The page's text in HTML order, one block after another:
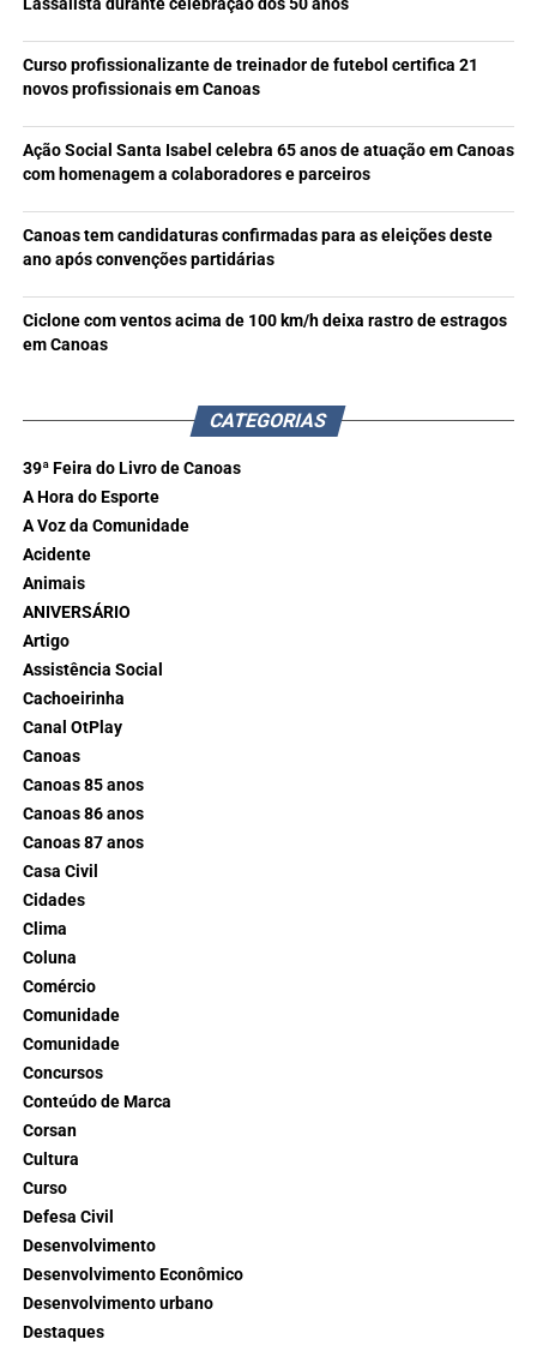
Lassalista durante celebração dos 50 anos
Curso profissionalizante de treinador de futebol certifica 21
novos profissionais em Canoas
Ação Social Santa Isabel celebra 65 anos de atuação em Canoas
com homenagem a colaboradores e parceiros
Canoas tem candidaturas confirmadas para as eleições deste
ano após convenções partidárias
Ciclone com ventos acima de 100 km/h deixa rastro de estragos
em Canoas
CATEGORIAS
39ª Feira do Livro de Canoas
A Hora do Esporte
A Voz da Comunidade
Acidente
Animais
ANIVERSÁRIO
Artigo
Assistência Social
Cachoeirinha
Canal OtPlay
Canoas
Canoas 85 anos
Canoas 86 anos
Canoas 87 anos
Casa Civil
Cidades
Clima
Coluna
Comércio
Comunidade
Comunidade
Concursos
Conteúdo de Marca
Corsan
Cultura
Curso
Defesa Civil
Desenvolvimento
Desenvolvimento Econômico
Desenvolvimento urbano
Destaques